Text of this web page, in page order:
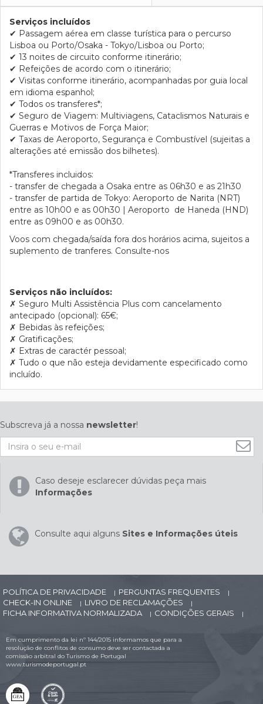
Serviços incluídos
✔ Passagem aérea em classe turística para o percurso
Lisboa ou Porto/Osaka - Tokyo/Lisboa ou Porto;
✔ 13 noites de circuito conforme itinerário;
✔ Refeições de acordo com o itinerário;
✔ Visitas conforme itinerário, acompanhadas por guia local
em idioma espanhol;
✔ Todos os transferes*;
✔ Seguro de Viagem: Multiviagens, Cataclismos Naturais e
Guerras e Motivos de Força Maior;
✔ Taxas de Aeroporto, Segurança e Combustível (sujeitas a
alterações até emissão dos bilhetes).
*Transferes incluidos:
- transfer de chegada a Osaka entre as 06h30 e as 21h30
- transfer de partida de Tokyo: Aeroporto de Narita (NRT)
entre as 10h00 e as 00h30 | Aeroporto de Haneda (HND)
entre as 09h00 e as 00h30.
Voos com chegada/saída fora dos horários acima, sujeitos a
suplemento de tranferes. Consulte-nos
Serviços não incluídos:
✗ Seguro Multi Assistência Plus com cancelamento
antecipado (opcional): 65€;
✗ Bebidas às refeições;
✗ Gratificações;
✗ Extras de caractér pessoal;
✗ Tudo o que não esteja devidamente especificado como
incluído.
Subscreva já a nossa newsletter!
Caso deseje esclarecer dúvidas peça mais
Informações
Consulte aqui alguns Sites e Informações úteis
POLÍTICA DE PRIVACIDADE | PERGUNTAS FREQUENTES |
CHECK-IN ONLINE | LIVRO DE RECLAMAÇÕES |
FICHA INFORMATIVA NORMALIZADA | CONDIÇÕES GERAIS |
Em cumprimento da lei nº 144/2015 informamos que para a
resolução de conflitos de consumo deve ser contactada a
comissão arbitral do Turismo de Portugal
www.turismodeportugal.pt